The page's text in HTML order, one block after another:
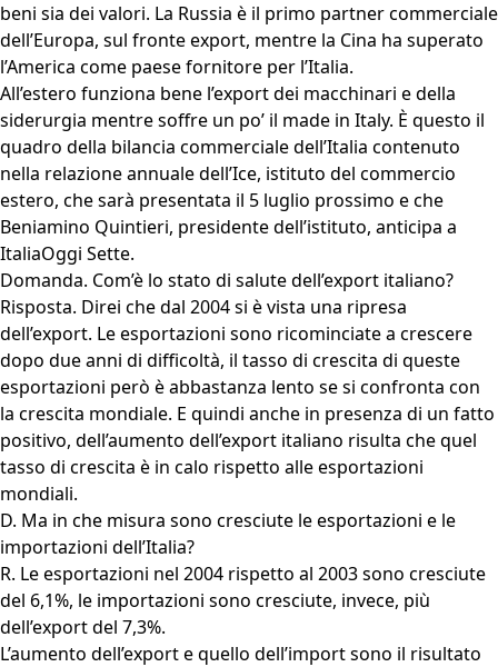
beni sia dei valori. La Russia è il primo partner commerciale
dell’Europa, sul fronte export, mentre la Cina ha superato
l’America come paese fornitore per l’Italia.
All’estero funziona bene l’export dei macchinari e della
siderurgia mentre soffre un po’ il made in Italy. È questo il
quadro della bilancia commerciale dell’Italia contenuto
nella relazione annuale dell’Ice, istituto del commercio
estero, che sarà presentata il 5 luglio prossimo e che
Beniamino Quintieri, presidente dell’istituto, anticipa a
ItaliaOggi Sette.
Domanda. Com’è lo stato di salute dell’export italiano?
Risposta. Direi che dal 2004 si è vista una ripresa
dell’export. Le esportazioni sono ricominciate a crescere
dopo due anni di difficoltà, il tasso di crescita di queste
esportazioni però è abbastanza lento se si confronta con
la crescita mondiale. E quindi anche in presenza di un fatto
positivo, dell’aumento dell’export italiano risulta che quel
tasso di crescita è in calo rispetto alle esportazioni
mondiali.
D. Ma in che misura sono cresciute le esportazioni e le
importazioni dell’Italia?
R. Le esportazioni nel 2004 rispetto al 2003 sono cresciute
del 6,1%, le importazioni sono cresciute, invece, più
dell’export del 7,3%.
L’aumento dell’export e quello dell’import sono il risultato